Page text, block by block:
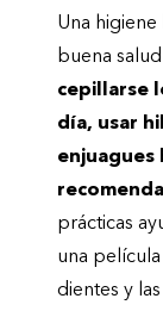
Una
buena
cepillarse
día, usar
enjuagues
prácticas
una
dientes y